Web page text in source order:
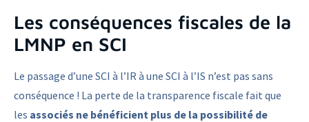
Les conséquences fiscales de la
LMNP en SCI
Le passage d’une SCI à l’IR à une SCI à l’IS n’est pas sans
conséquence ! La perte de la transparence fiscale fait que
les associés ne bénéficient plus de la possibilité de